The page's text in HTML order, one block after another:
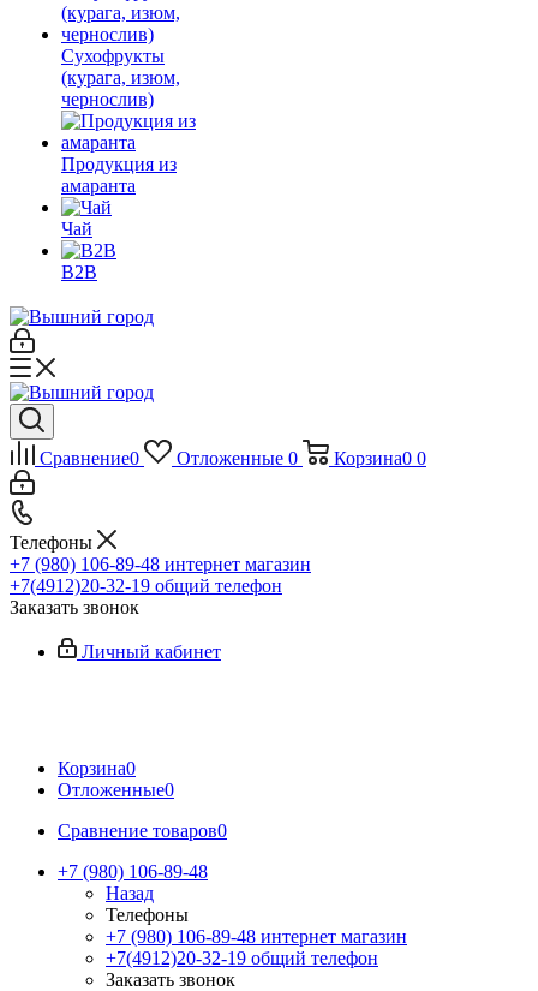
Сухофрукты
(курага, изюм,
чернослив)
Продукция из
амаранта
Чай
B2B
Сравнение0 Отложенные 0 Корзина0 0
Телефоны
+7 (980) 106-89-48 интернет магазин
+7(4912)20-32-19 общий телефон
Заказать звонок
Личный кабинет
Корзина0
Отложенные0
Сравнение товаров0
+7 (980) 106-89-48
Назад
Телефоны
+7 (980) 106-89-48 интернет магазин
+7(4912)20-32-19 общий телефон
Заказать звонок